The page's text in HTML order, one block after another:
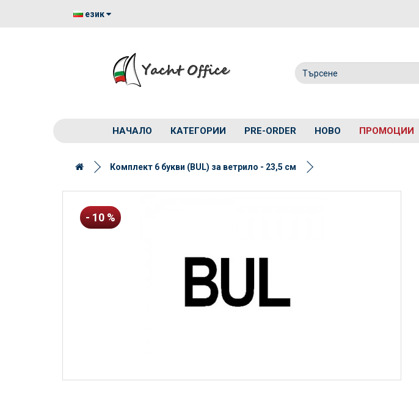
език
НАЧАЛО КАТЕГОРИИ PRE-ORDER НОВО ПРОМОЦИИ
Комплект 6 букви (BUL) за ветрило - 23,5 см
- 10 %